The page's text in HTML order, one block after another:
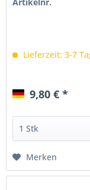
Lieferzeit: 3-7
9,80 € *
Merken